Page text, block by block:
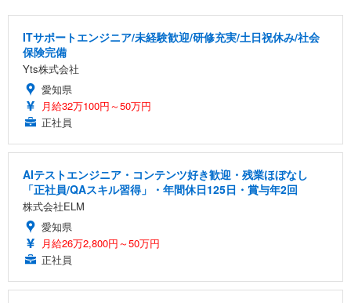
ITサポートエンジニア/未経験歓迎/研修充実/土日祝休み/社会
保険完備
Yts株式会社
愛知県
月給32万100円～50万円
正社員
AIテストエンジニア・コンテンツ好き歓迎・残業ほぼなし
「正社員/QAスキル習得」・年間休日125日・賞与年2回
株式会社ELM
愛知県
月給26万2,800円～50万円
正社員